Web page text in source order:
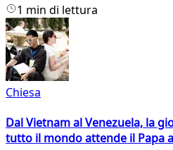
1 min di lettura
Chiesa
Dal Vietnam al Venezuela, la
tutto il mondo attende il Papa